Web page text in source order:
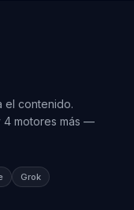
el contenido.
4 motores más —
Grok